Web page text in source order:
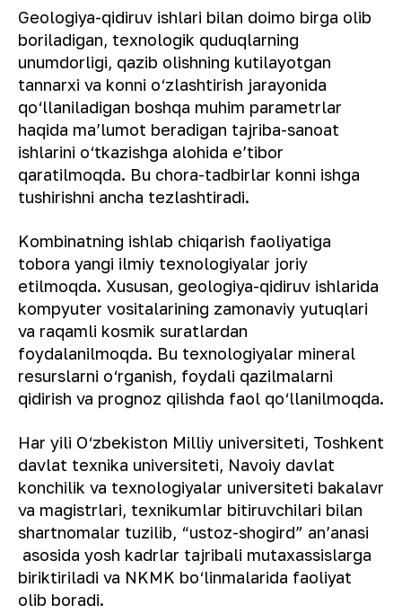
Geologiya-qidiruv ishlari bilan doimo birga olib
boriladigan, texnologik quduqlarning
unumdorligi, qazib olishning kutilayotgan
tannarxi va konni o‘zlashtirish jarayonida
qo‘llaniladigan boshqa muhim parametrlar
haqida maʼlumot beradigan tajriba-sanoat
ishlarini o‘tkazishga alohida eʼtibor
qaratilmoqda. Bu chora-tadbirlar konni ishga
tushirishni ancha tezlashtiradi.
Kombinatning ishlab chiqarish faoliyatiga
tobora yangi ilmiy texnologiyalar joriy
etilmoqda. Xususan, geologiya-qidiruv ishlarida
kompyuter vositalarining zamonaviy yutuqlari
va raqamli kosmik suratlardan
foydalanilmoqda. Bu texnologiyalar mineral
resurslarni o‘rganish, foydali qazilmalarni
qidirish va prognoz qilishda faol qo‘llanilmoqda.
Har yili O‘zbekiston Milliy universiteti, Toshkent
davlat texnika universiteti, Navoiy davlat
konchilik va texnologiyalar universiteti bakalavr
va magistrlari, texnikumlar bitiruvchilari bilan
shartnomalar tuzilib, “ustoz-shogird” anʼanasi
asosida yosh kadrlar tajribali mutaxassislarga
biriktiriladi va NKMK bo‘linmalarida faoliyat
olib boradi.